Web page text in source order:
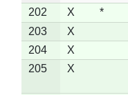
202
X *
203
X
204
X
205
X